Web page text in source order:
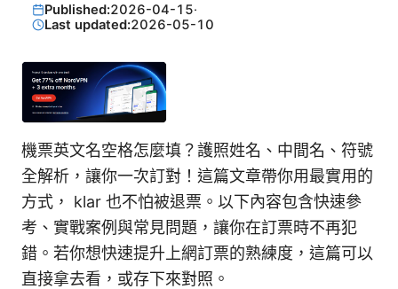
Published:2026-04-15·
Last updated:2026-05-10
機票英文名空格怎麼填？護照姓名、中間名、符號
全解析，讓你一次訂對！這篇文章帶你用最實用的
方式， klar 也不怕被退票。以下內容包含快速參
考、實戰案例與常見問題，讓你在訂票時不再犯
錯。若你想快速提升上網訂票的熟練度，這篇可以
直接拿去看，或存下來對照。